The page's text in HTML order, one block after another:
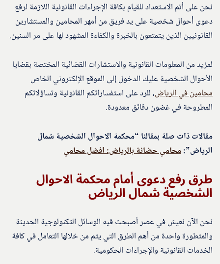
نحن على أتم الاستعداد للقيام بكافة الإجراءات القانونية اللازمة لرفع
دعوى أحوال شخصية على يد فريق من أمهر المحامين والمستشارين
القانونيين الذين يتمتعون بالخبرة والكفاءة المشهود لها على مر السنين.
لمزيد من المعلومات القانونية والاستشارات القضائية المختصة بقضايا
الأحوال الشخصية عليك الدخول إلى الموقع الإلكتروني الخاص
محامين في الرياض، للرد على استفساراتكم القانونية وتساؤلاتكم
المطروحة في غضون دقائق معدودة.
مقالات ذات صلة بمقالنا “محكمة الاحوال الشخصية شمال
الرياض”:محامي حضانة بالرياض: افضل محامي
طرق رفع دعوى أمام محكمة الاحوال
الشخصية شمال الرياض
نحن الآن نعيش في عصر أصبحت فيه الوسائل التكنولوجية الحديثة
والمتطورة واحدة من أهم الطرق التي يتم من خلالها التعامل في كافة
الخدمات القانونية والإجراءات الحكومية.